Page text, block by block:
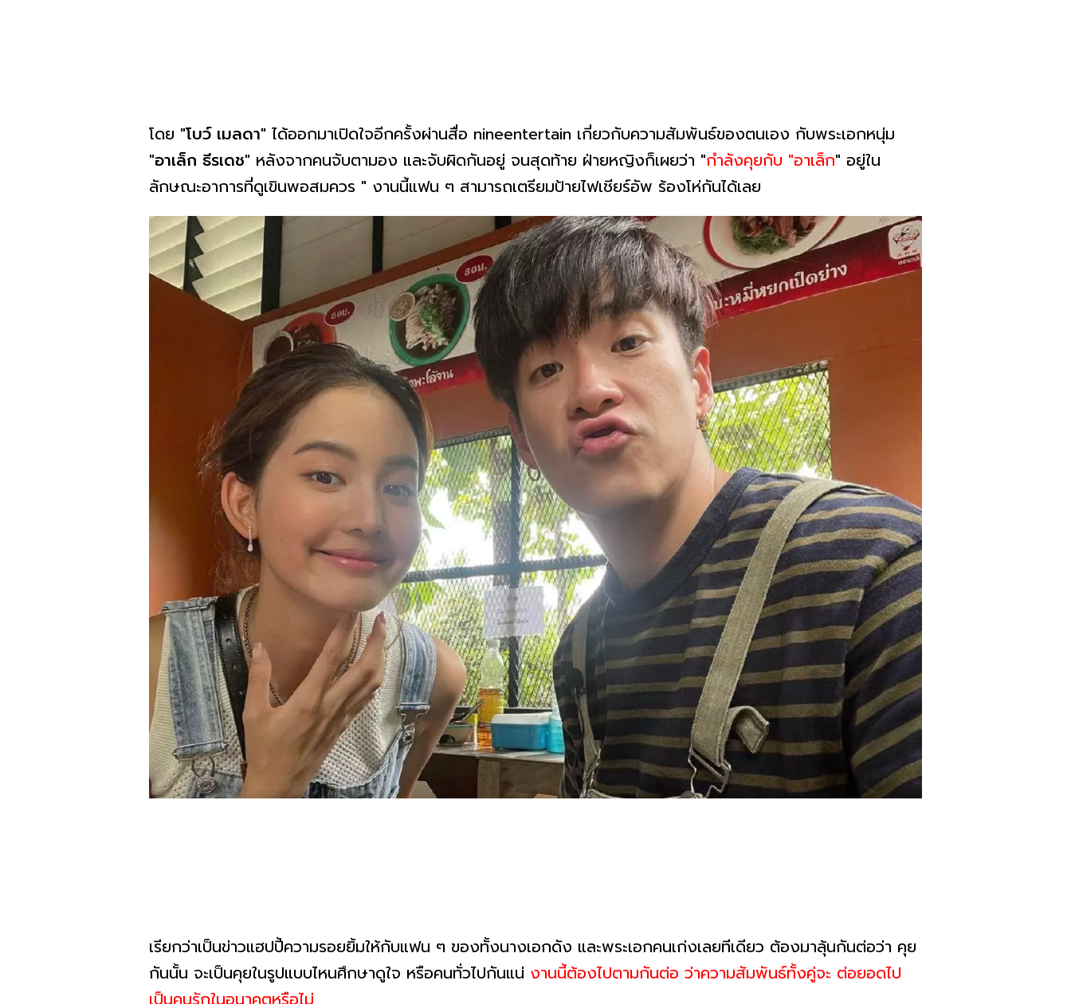
โดย "โบว์ เมลดา" ได้ออกมาเปิดใจอีกครั้งผ่านสื่อ nineentertain เกี่ยวกับความสัมพันธ์ของตนเอง กับพระเอกหนุ่ม
"อาเล็ก ธีรเดช" หลังจากคนจับตามอง และจับผิดกันอยู่ จนสุดท้าย ฝ่ายหญิงก็เผยว่า "กำลังคุยกับ "อาเล็ก" อยู่ใน
ลักษณะอาการที่ดูเขินพอสมควร " งานนี้แฟน ๆ สามารถเตรียมป้ายไฟเชียร์อัพ ร้องโห่กันได้เลย
เรียกว่าเป็นข่าวแฮปปี้ความรอยยิ้มให้กับแฟน ๆ ของทั้งนางเอกดัง และพระเอกคนเก่งเลยทีเดียว ต้องมาลุ้นกันต่อว่า คุย
กันนั้น จะเป็นคุยในรูปแบบไหนศึกษาดูใจ หรือคนทั่วไปกันแน่ งานนี้ต้องไปตามกันต่อ ว่าความสัมพันธ์ทั้งคู่จะ ต่อยอดไป